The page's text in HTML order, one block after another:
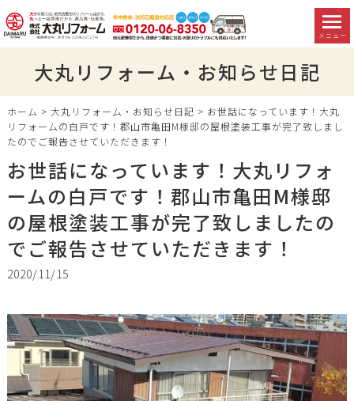
メニュー
大丸リフォーム・お知らせ日記
ホーム > 大丸リフォーム・お知らせ日記 > お世話になっています！大丸
リフォームの白戸です！郡山市亀田M様邸の屋根塗装工事が完了致しまし
たのでご報告させていただきます！
お世話になっています！大丸リフォ
ームの白戸です！郡山市亀田M様邸
の屋根塗装工事が完了致しましたの
でご報告させていただきます！
2020/11/15